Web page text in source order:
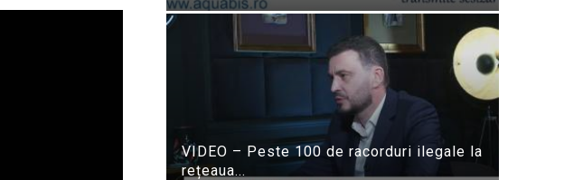
VIDEO – Peste 100 de racorduri ilegale la
rețeaua...